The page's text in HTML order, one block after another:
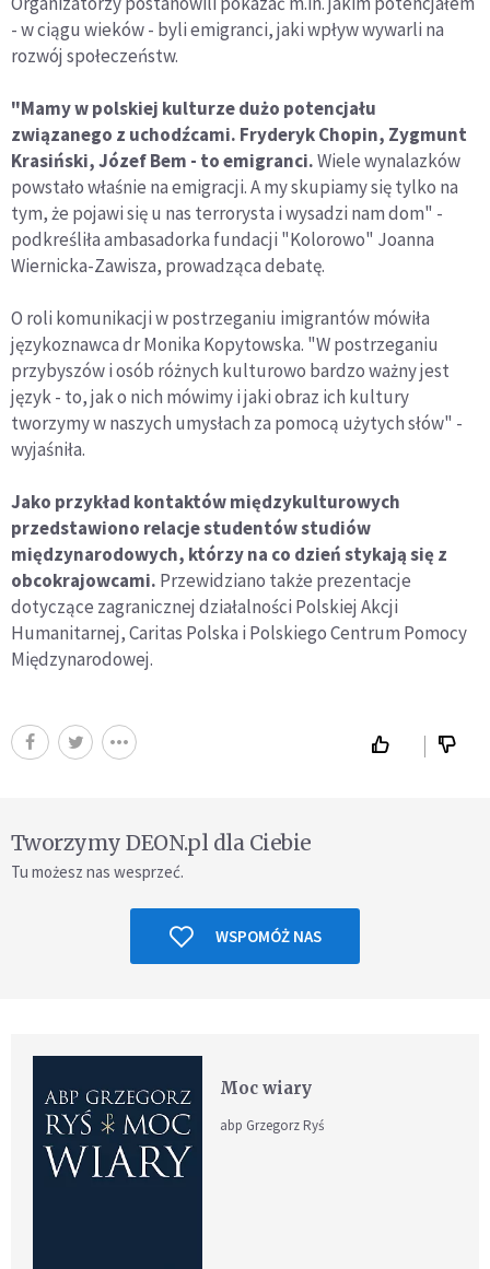
- w ciągu wieków - byli emigranci, jaki wpływ wywarli na
rozwój społeczeństw.
"Mamy w polskiej kulturze dużo potencjału
związanego z uchodźcami. Fryderyk Chopin, Zygmunt
Krasiński, Józef Bem - to emigranci.Wiele wynalazków
powstało właśnie na emigracji. A my skupiamy się tylko na
tym, że pojawi się u nas terrorysta i wysadzi nam dom" -
podkreśliła ambasadorka fundacji "Kolorowo" Joanna
Wiernicka-Zawisza, prowadząca debatę.
O roli komunikacji w postrzeganiu imigrantów mówiła
językoznawca dr Monika Kopytowska. "W postrzeganiu
przybyszów i osób różnych kulturowo bardzo ważny jest
język - to, jak o nich mówimy i jaki obraz ich kultury
tworzymy w naszych umysłach za pomocą użytych słów" -
wyjaśniła.
Jako przykład kontaktów międzykulturowych
przedstawiono relacje studentów studiów
międzynarodowych, którzy na co dzień stykają się z
obcokrajowcami. Przewidziano także prezentacje
dotyczące zagranicznej działalności Polskiej Akcji
Humanitarnej, Caritas Polska i Polskiego Centrum Pomocy
Międzynarodowej.
Tworzymy DEON.pl dla Ciebie
Tu możesz nas wesprzeć.
WSPOMÓŻ NAS
Moc wiary
abp Grzegorz Ryś